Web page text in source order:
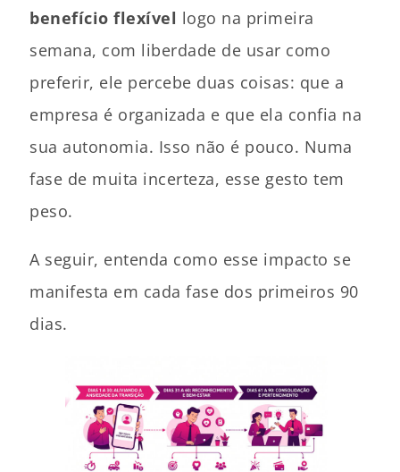
benefício flexível logo na primeira
semana, com liberdade de usar como
preferir, ele percebe duas coisas: que a
empresa é organizada e que ela confia na
sua autonomia. Isso não é pouco. Numa
fase de muita incerteza, esse gesto tem
peso.
A seguir, entenda como esse impacto se
manifesta em cada fase dos primeiros 90
dias.